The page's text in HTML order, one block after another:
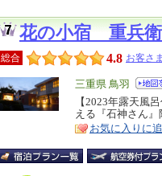
花の小宿 重兵衛
総合 4.8 お客さ
エ
リ
ア
三重県 鳥羽
特
徴
【2023年露天風
える『石神さん』
お気に入りに